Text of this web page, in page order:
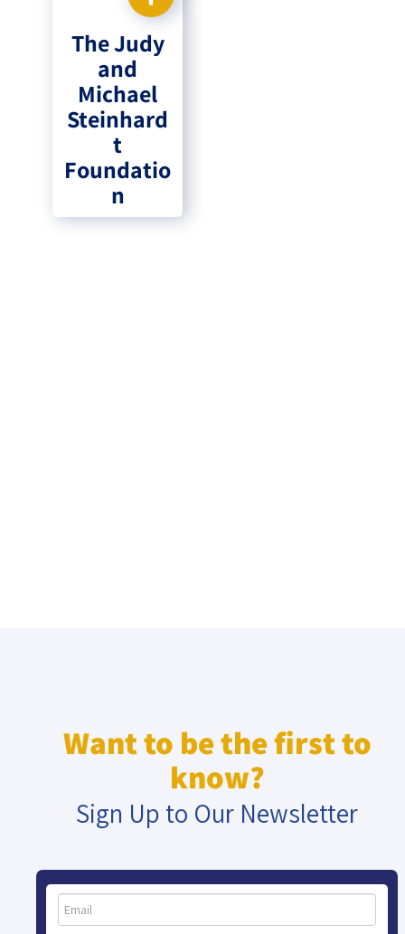
The Judy
and
Michael
Steinhard
t
Foundatio
n
Want to be the first to
know?
Sign Up to Our Newsletter